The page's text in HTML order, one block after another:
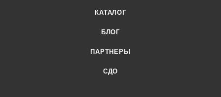
КАТАЛОГ
БЛОГ
ПАРТНЕРЫ
СДО